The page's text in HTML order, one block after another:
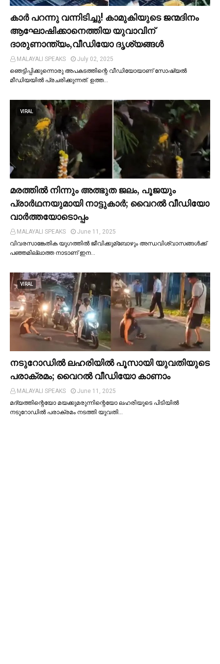
കാര്‍ പറന്നു വന്നിടിച്ചു! കാമുകിയുടെ ജന്മദിനം
ആഘോഷിക്കാനെത്തിയ യുവാവിന്
ദാരുണാന്ത്യം,വീഡിയോ ദൃശ്യങ്ങൾ
MALAYALI SPEAKS
July 02, 2025
ഞെട്ടിപ്പിക്കുന്നൊരു അപകടത്തിന്റെ വീഡിയോയാണ് സോഷ്യല്‍
മീഡിയയില്‍ പ്രചരിക്കുന്നത്. ഉത്ത…
VIRAL
മരത്തില്‍ നിന്നും അത്ഭുത ജലം, പൂജയും
പ്രാര്‍ഥനയുമായി നാട്ടുകാര്‍; വൈറൽ വീഡിയോ
വാർത്തയോടൊപ്പം
MALAYALI SPEAKS
June 11, 2025
വിവരസാങ്കേതിക യുഗത്തില്‍ ജീവിക്കുമ്ബോഴും അന്ധവിശ്വാസങ്ങള്‍ക്ക്
പഞ്ഞമില്ലാത്ത നാടാണ് ഇന…
VIRAL
നടുറോഡില്‍ ലഹരിയില്‍ പൂസായി യുവതിയുടെ
പരാക്രമം; വൈറൽ വീഡിയോ കാണാം
MALAYALI SPEAKS
June 11, 2025
മദ്യത്തിന്റെയോ മയക്കുമരുന്നിന്റെയോ ലഹരിയുടെ പിടിയില്‍
നടുറോഡില്‍ പരാക്രമം നടത്തി യുവതി…